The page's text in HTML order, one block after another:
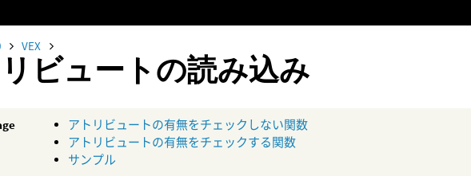
VEX
ビュートの読み込み
アトリビュートの有無をチェックしない関数
アトリビュートの有無をチェックする関数
サンプル